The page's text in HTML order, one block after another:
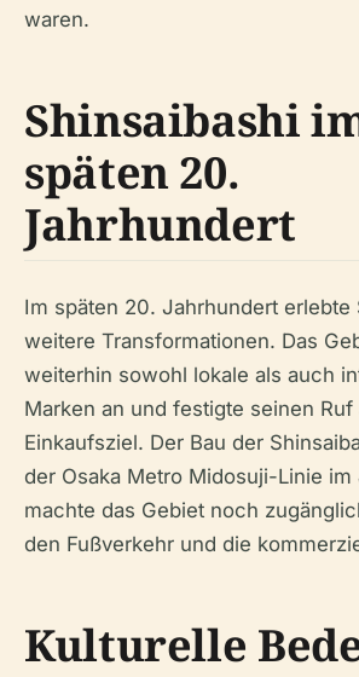
waren.
Shinsaibashi
späten 20.
Jahrhundert
Im späten 20. Jahrhundert erlebte
weitere Transformationen. Das
weiterhin sowohl lokale als auch
Marken an und festigte seinen
Einkaufsziel. Der Bau der
der Osaka Metro Midosuji-Linie im
machte das Gebiet noch
den Fußverkehr und die
Kulturelle